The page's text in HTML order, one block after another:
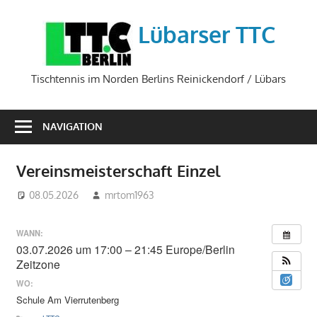
Lübarser TTC
Tischtennis im Norden Berlins Reinickendorf / Lübars
NAVIGATION
Vereinsmeisterschaft Einzel
08.05.2026 mrtom1963
WANN:
03.07.2026 um 17:00 – 21:45 Europe/Berlin
Zeitzone
WO:
Schule Am Vierrutenberg